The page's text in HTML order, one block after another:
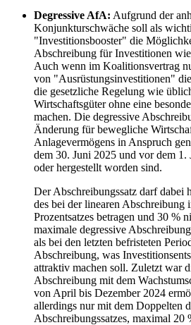
Degressive AfA: Aufgrund der
Konjunkturschwäche soll als
"Investitionsbooster" die
Abschreibung für Investitionen
Auch wenn im Koalitionsvertrag
von "Ausrüstungsinvestitionen"
die gesetzliche Regelung wie
Wirtschaftsgüter ohne eine
machen. Die degressive
Änderung für bewegliche
Anlagevermögens in Anspruch
dem 30. Juni 2025 und vor dem 1.
oder hergestellt worden sind.
Der Abschreibungssatz darf dabei
des bei der linearen Abschreibung
Prozentsatzes betragen und 30 %
maximale degressive
als bei den letzten befristeten
Abschreibung, was
attraktiv machen soll. Zuletzt war
Abschreibung mit dem
von April bis Dezember 2024
allerdings nur mit dem Doppelten
Abschreibungssatzes, maximal 20